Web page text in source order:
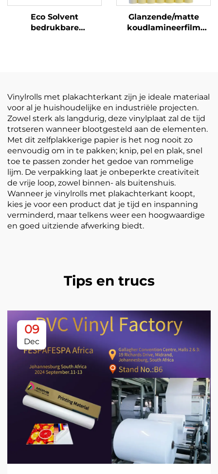
Eco Solvent
bedrukbare
Glanzende/matte
koudlamineerfilm
Vinylrolls met plakachterkant zijn je ideale materiaal
voor al je huishoudelijke en industriële projecten.
Zowel sterk als langdurig, deze vinylplaat zal de tijd
trotseren wanneer blootgesteld aan de elementen.
Met dit zelfplakkerige papier is het nog nooit zo
eenvoudig om in te pakken; knip, pel en plak, snel
toe te passen zonder het gedoe van rommelige
lijm. De verpakking laat je onbeperkte creativiteit
de vrije loop, zowel binnen- als buitenshuis.
Wanneer je vinylrolls met plakachterkant koopt,
kies je voor een product dat je tijd en inspanning
verminderd, maar telkens weer een hoogwaardige
en goed uitziende afwerking biedt.
Tips en trucs
09
Dec